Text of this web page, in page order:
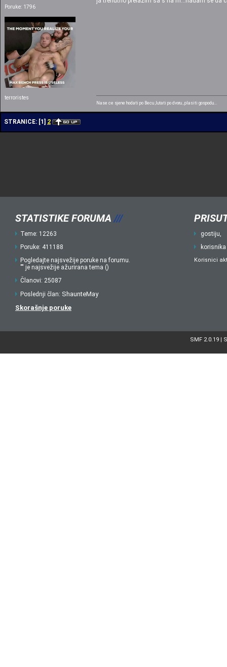
Poruke: 1796
terroristes
Nase ce sjene hodati po Becu ,lutati po dvoru , plasiti gospodu...
STRANICE: [1 ] 2
STATISTIKE FORUMA ///
Teme: 12263
Poruke: 411188
Pogledajte najsvežije poruke na forumu.
"" je najsvežije ažurirana tema ()
Članovi: 25087
Poslednji član: ShaunteMay
Skorašnje poruke
gostiju,
korisnika
Korisnici
SMF 2.0.19|